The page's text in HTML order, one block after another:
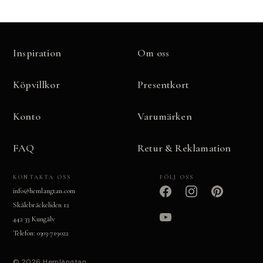
Inspiration Om oss
Köpvillkor Presentkort
Konto Varumärken
FAQ Retur & Reklamation
KONTAKTA OSS
info@hemlangtan.com
Skälebräckeliden 12
442 33 Kungälv
Telefon: 0303-719022
FÖLJ OSS